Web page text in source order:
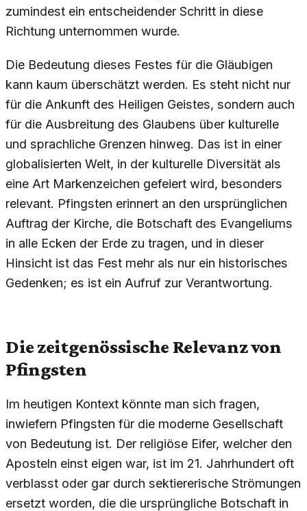
zumindest ein entscheidender Schritt in diese
Richtung unternommen wurde.
Die Bedeutung dieses Festes für die Gläubigen
kann kaum überschätzt werden. Es steht nicht nur
für die Ankunft des Heiligen Geistes, sondern auch
für die Ausbreitung des Glaubens über kulturelle
und sprachliche Grenzen hinweg. Das ist in einer
globalisierten Welt, in der kulturelle Diversität als
eine Art Markenzeichen gefeiert wird, besonders
relevant. Pfingsten erinnert an den ursprünglichen
Auftrag der Kirche, die Botschaft des Evangeliums
in alle Ecken der Erde zu tragen, und in dieser
Hinsicht ist das Fest mehr als nur ein historisches
Gedenken; es ist ein Aufruf zur Verantwortung.
Die zeitgenössische Relevanz von
Pfingsten
Im heutigen Kontext könnte man sich fragen,
inwiefern Pfingsten für die moderne Gesellschaft
von Bedeutung ist. Der religiöse Eifer, welcher den
Aposteln einst eigen war, ist im 21. Jahrhundert oft
verblasst oder gar durch sektiererische Strömungen
ersetzt worden, die die ursprüngliche Botschaft in